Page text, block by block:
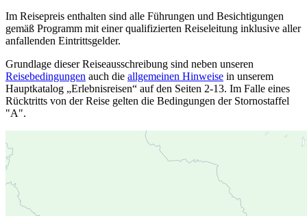
Im Reisepreis enthalten sind alle Führungen und Besichtigungen
gemäß Programm mit einer qualifizierten Reiseleitung inklusive aller
anfallenden Eintrittsgelder.
Grundlage dieser Reiseausschreibung sind neben unseren
Reisebedingungen auch die allgemeinen Hinweise in unserem
Hauptkatalog „Erlebnisreisen“ auf den Seiten 2-13. Im Falle eines
Rücktritts von der Reise gelten die Bedingungen der Stornostaffel
"A".